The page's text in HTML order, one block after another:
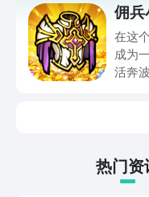
有海
式，
送具
佣兵
在这
成为
活奔
为大
热门资